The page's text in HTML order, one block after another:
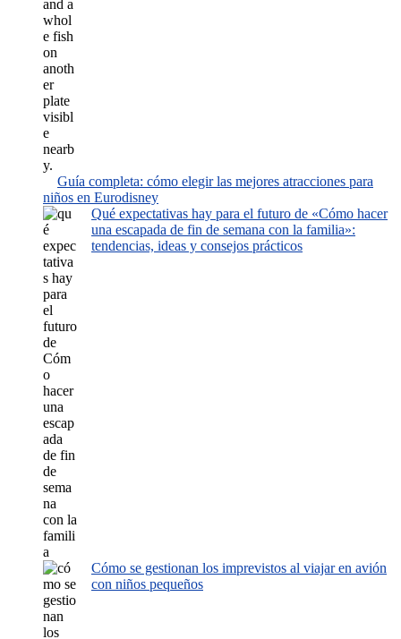
Guía completa: cómo elegir las mejores atracciones para
niños en Eurodisney
Qué expectativas hay para el futuro de «Cómo hacer
una escapada de fin de semana con la familia»:
tendencias, ideas y consejos prácticos
Cómo se gestionan los imprevistos al viajar en avión
con niños pequeños